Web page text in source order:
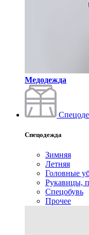
Медодежда
Спецодежда
Зимняя
Летняя
Головные
Рукавицы,
Спецобувь
Прочее